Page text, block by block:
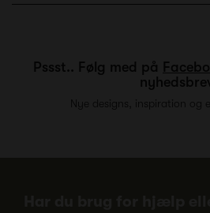
Pssst.. Følg med på
Nye designs, inspiration og